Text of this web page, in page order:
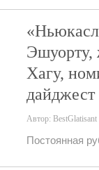
Эшуорту,
Хагу,
Автор: BestGlatisant
Постоянная